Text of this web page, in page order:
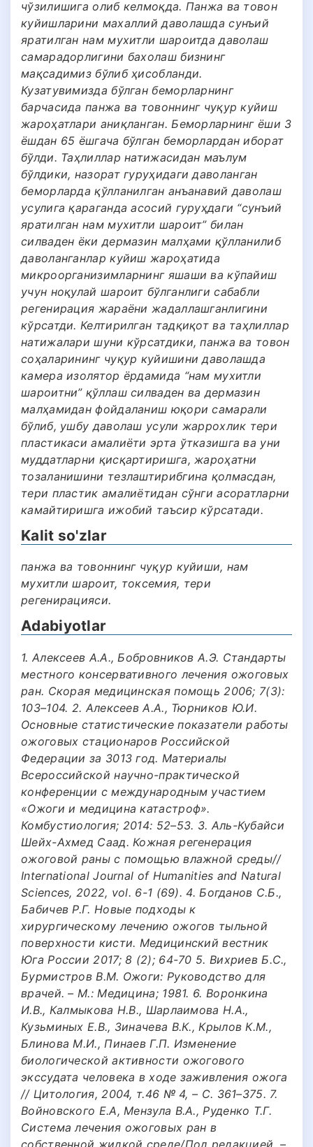
чўзилишига олиб келмоқда. Панжа ва товон
куйишларини махаллий даволашда сунъий
яратилган нам мухитли шароитда даволаш
самарадорлигини бахолаш бизнинг
мақсадимиз бўлиб ҳисобланди.
Кузатувимизда бўлган беморларнинг
барчасида панжа ва товоннинг чуқур куйиш
жароҳатлари аниқланган. Беморларнинг ёши 3
ёшдан 65 ёшгача бўлган беморлардан иборат
бўлди. Таҳлиллар натижасидан маълум
бўлдики, назорат гуруҳидаги даволанган
беморларда қўлланилган анъанавий даволаш
усулига қараганда асосий гуруҳдаги “сунъий
яратилган нам мухитли шароит” билан
силваден ёки дермазин малҳами қўлланилиб
даволанганлар куйиш жароҳатида
микроорганизимларнинг яшаши ва кўпайиш
учун ноқулай шароит бўлганлиги сабабли
регенирация жараёни жадаллашганлигини
кўрсатди. Келтирилган тадқиқот ва таҳлиллар
натижалари шуни кўрсатдики, панжа ва товон
соҳаларининг чуқур куйишини даволашда
камера изолятор ёрдамида “нам мухитли
шароитни” қўллаш силваден ва дермазин
малҳамидан фойдаланиш юқори самарали
бўлиб, ушбу даволаш усули жаррохлик тери
пластикаси амалиёти эрта ўтказишга ва уни
муддатларни қисқартиришга, жароҳатни
тозаланишини тезлаштирибгина қолмасдан,
тери пластик амалиётидан сўнги асоратларни
камайтиришга ижобий таъсир кўрсатади.
Kalit so'zlar
панжа ва товоннинг чуқур куйиши, нам
мухитли шароит, токсемия, тери
регенирацияси.
Adabiyotlar
1. Алексеев А.А., Бобровников А.Э. Стандарты
местного консервативного лечения ожоговых
ран. Скорая медицинская помощь 2006; 7(3):
103–104. 2. Алексеев А.А., Тюрников Ю.И.
Основные статистические показатели работы
ожоговых стационаров Российской
Федерации за 3013 год. Материалы
Всероссийской научно-практической
конференции с международным участием
«Ожоги и медицина катастроф».
Комбустиология; 2014: 52–53. 3. Аль-Кубайси
Шейх-Ахмед Саад. Кожная регенерация
ожоговой раны с помощью влажной среды//
International Journal of Humanities and Natural
Sciences, 2022, vol. 6-1 (69). 4. Богданов С.Б.,
Бабичев Р.Г. Новые подходы к
хирургическому лечению ожогов тыльной
поверхности кисти. Медицинский вестник
Юга России 2017; 8 (2); 64-70 5. Вихриев Б.С.,
Бурмистров В.М. Ожоги: Руководство для
врачей. – М.: Медицина; 1981. 6. Воронкина
И.В., Калмыкова Н.В., Шарлаимова Н.А.,
Кузьминых Е.В., Зиначева В.К., Крылов К.М.,
Блинова М.И., Пинаев Г.П. Изменение
биологической активности ожогового
экссудата человека в ходе заживления ожога
// Цитология, 2004, т.46 № 4, – С. 361–375. 7.
Войновского Е.А, Мензула В.А., Руденко Т.Г.
Система лечения ожоговых ран в
собственной жидкой среде/Под редакцией. –